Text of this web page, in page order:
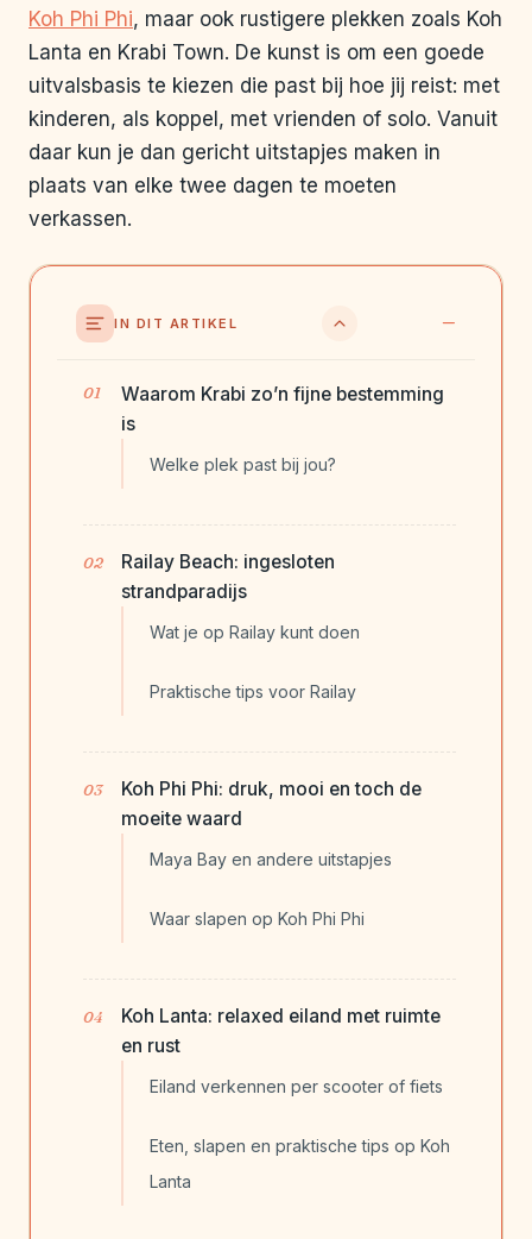
Koh Phi Phi, maar ook rustigere plekken zoals Koh
Lanta en Krabi Town. De kunst is om een goede
uitvalsbasis te kiezen die past bij hoe jij reist: met
kinderen, als koppel, met vrienden of solo. Vanuit
daar kun je dan gericht uitstapjes maken in
plaats van elke twee dagen te moeten
verkassen.
IN DIT ARTIKEL
Waarom Krabi zo’n fijne bestemming
is
Welke plek past bij jou?
Railay Beach: ingesloten
strandparadijs
Wat je op Railay kunt doen
Praktische tips voor Railay
Koh Phi Phi: druk, mooi en toch de
moeite waard
Maya Bay en andere uitstapjes
Waar slapen op Koh Phi Phi
Koh Lanta: relaxed eiland met ruimte
en rust
Eiland verkennen per scooter of fiets
Eten, slapen en praktische tips op Koh
Lanta